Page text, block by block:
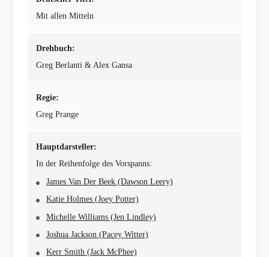
Mit allen Mitteln
Drehbuch:
Greg Berlanti & Alex Gansa
Regie:
Greg Prange
Hauptdarsteller:
In der Reihenfolge des Vorspanns:
James Van Der Beek (Dawson Leery)
Katie Holmes (Joey Potter)
Michelle Williams (Jen Lindley)
Joshua Jackson (Pacey Witter)
Kerr Smith (Jack McPhee)